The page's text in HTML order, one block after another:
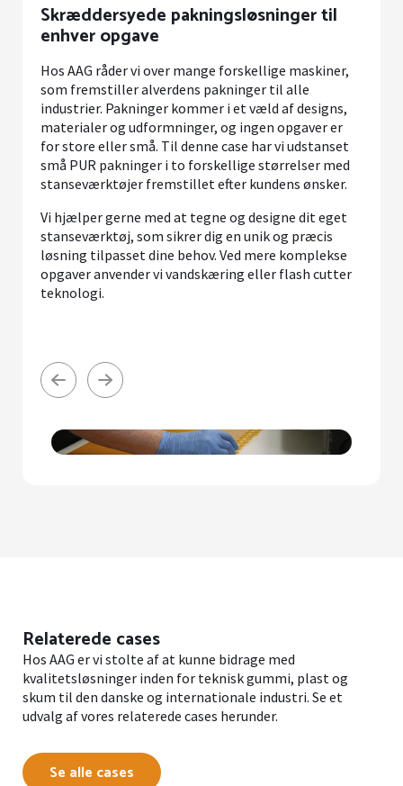
Skræddersyede pakningsløsninger til
enhver opgave
Hos AAG råder vi over mange forskellige maskiner,
som fremstiller alverdens pakninger til alle
industrier. Pakninger kommer i et væld af designs,
materialer og udformninger, og ingen opgaver er
for store eller små. Til denne case har vi udstanset
små PUR pakninger i to forskellige størrelser med
stanseværktøjer fremstillet efter kundens ønsker.
Vi hjælper gerne med at tegne og designe dit eget
stanseværktøj, som sikrer dig en unik og præcis
løsning tilpasset dine behov. Ved mere komplekse
opgaver anvender vi vandskæring eller flash cutter
teknologi.
Relaterede cases
Hos AAG er vi stolte af at kunne bidrage med
kvalitetsløsninger inden for teknisk gummi, plast og
skum til den danske og internationale industri. Se et
udvalg af vores relaterede cases herunder.
Se alle cases